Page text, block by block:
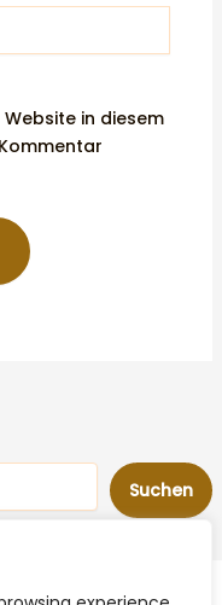
Suchen
in diesem